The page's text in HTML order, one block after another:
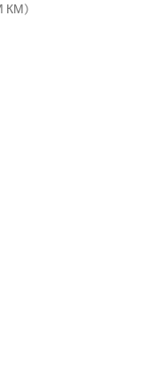
Bósnia e Herzegovina (BAM КМ)